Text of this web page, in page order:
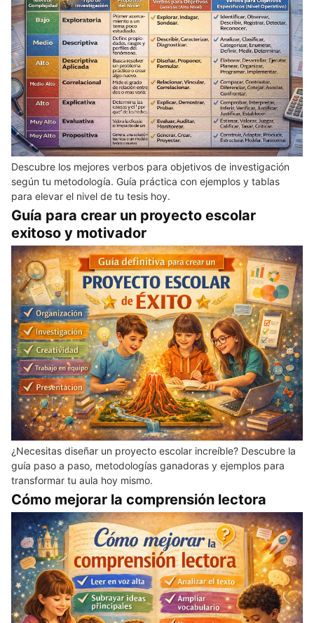
Descubre los mejores verbos para objetivos de investigación
según tu metodología. Guía práctica con ejemplos y tablas
para elevar el nivel de tu tesis hoy.
Guía para crear un proyecto escolar
exitoso y motivador
¿Necesitas diseñar un proyecto escolar increíble? Descubre la
guía paso a paso, metodologías ganadoras y ejemplos para
transformar tu aula hoy mismo.
Cómo mejorar la comprensión lectora